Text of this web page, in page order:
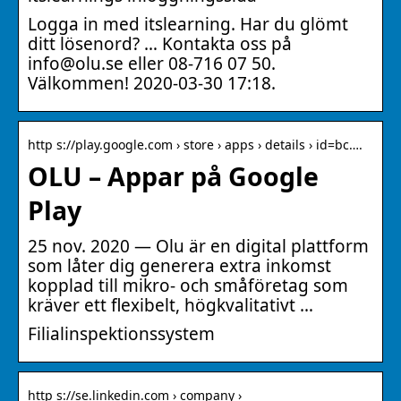
Logga in med itslearning. Har du glömt
ditt lösenord? … Kontakta oss på
info@olu.se eller 08-716 07 50.
Välkommen! 2020-03-30 17:18.
http s://play.google.com › store › apps › details › id=bc….
OLU – Appar på Google
Play
25 nov. 2020 — Olu är en digital plattform
som låter dig generera extra inkomst
kopplad till mikro- och småföretag som
kräver ett flexibelt, högkvalitativt …
Filialinspektionssystem
http s://se.linkedin.com › company ›